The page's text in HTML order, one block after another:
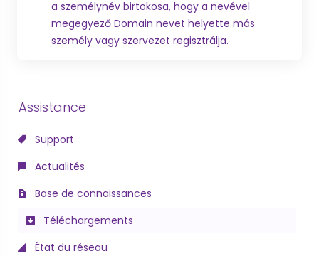
Assistance
Support
Actualités
Base de connaissances
Téléchargements
État du réseau
a személynév birtokosa, hogy a nevével
megegyező Domain nevet helyette más
személy vagy szervezet regisztrálja.